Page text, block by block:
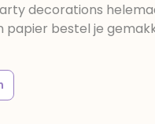
decorations
bestel je